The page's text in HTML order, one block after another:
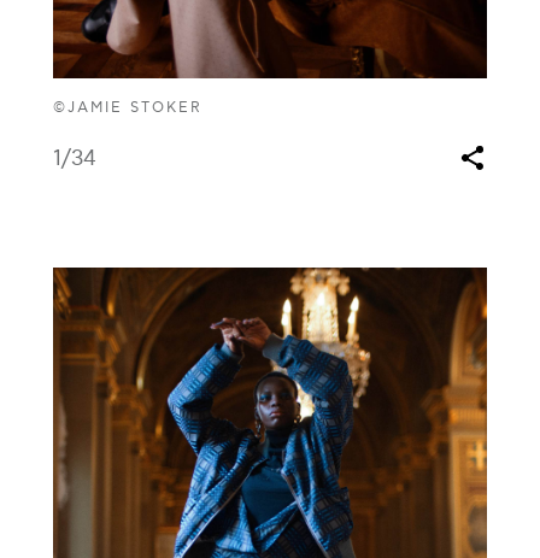
©JAMIE STOKER
1/34